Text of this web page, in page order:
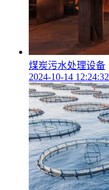
煤炭污水处理设备
2024-10-14 12:24:32